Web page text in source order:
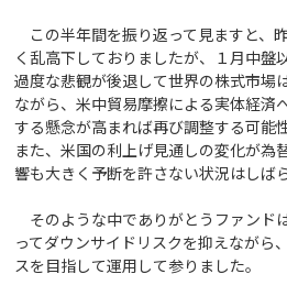
この半年間を振り返って見ますと、
く乱高下しておりましたが、１月中盤
過度な悲観が後退して世界の株式市場
ながら、米中貿易摩擦による実体経済
する懸念が高まれば再び調整する可能
また、米国の利上げ見通しの変化が為
響も大きく予断を許さない状況はしば
そのような中でありがとうファンド
ってダウンサイドリスクを抑えながら
スを目指して運用して参りました。